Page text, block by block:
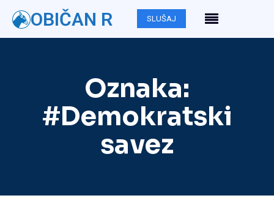
OBIČAN R SLUŠAJ
Oznaka:
#Demokratski
savez